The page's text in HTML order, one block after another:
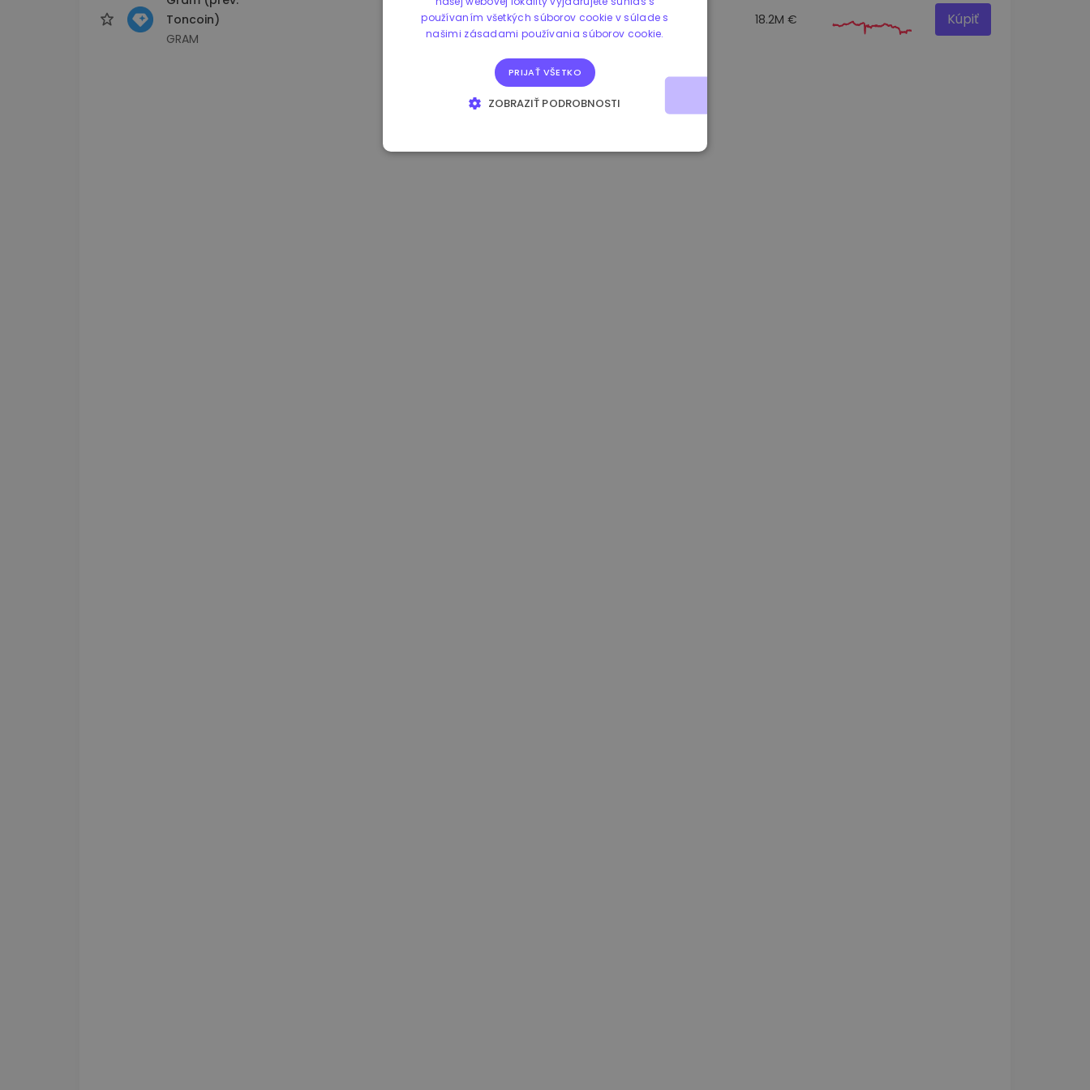
Toncoin)
GRAM
1.170000 € +2.60% 3.2B € 18.2M € Kúpiť
používaním všetkých súborov cookie v súlade s
našimi zásadami používania súborov cookie.
PRIJAŤ VŠETKO
ZOBRAZIŤ PODROBNOSTI